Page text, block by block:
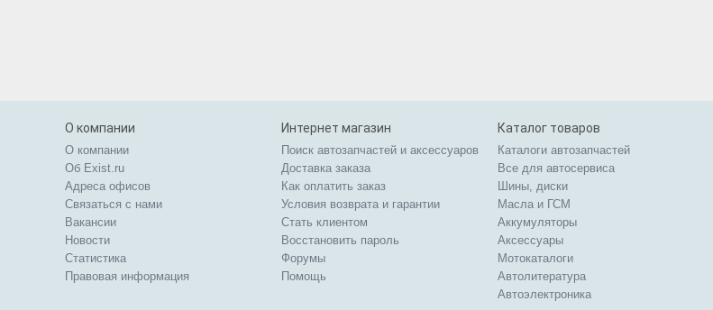
О компании
О компании
Об Exist.ru
Адреса офисов
Связаться с нами
Вакансии
Новости
Статистика
Правовая информация
Интернет магазин
Поиск автозапчастей и аксессуаров
Доставка заказа
Как оплатить заказ
Условия возврата и гарантии
Стать клиентом
Восстановить пароль
Форумы
Помощь
Каталог товаров
Каталоги автозапчастей
Все для автосервиса
Шины, диски
Масла и ГСМ
Аккумуляторы
Аксессуары
Мотокаталоги
Автолитература
Автоэлектроника